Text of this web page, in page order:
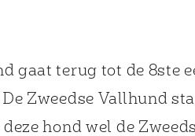
gaat terug tot de 8ste
Zweedse Vallhund
hond wel de